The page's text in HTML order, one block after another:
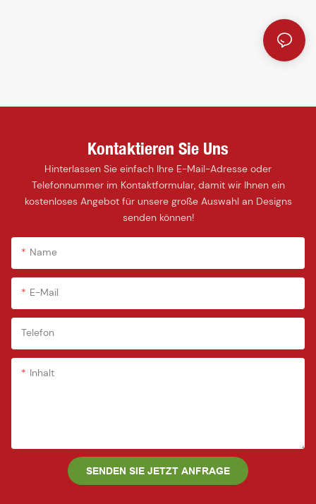
Kontaktieren Sie Uns
Hinterlassen Sie einfach Ihre E-Mail-Adresse oder
Telefonnummer im Kontaktformular, damit wir Ihnen ein
kostenloses Angebot für unsere große Auswahl an Designs
senden können!
Name
E-Mail
Telefon
Inhalt
SENDEN SIE JETZT ANFRAGE